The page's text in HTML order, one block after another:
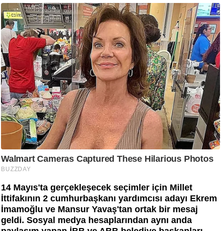
14 Mayıs'ta gerçekleşecek seçimler için Millet
İttifakının 2 cumhurbaşkanı yardımcısı adayı Ekrem
İmamoğlu ve Mansur Yavaş'tan ortak bir mesaj
geldi. Sosyal medya hesaplarından aynı anda